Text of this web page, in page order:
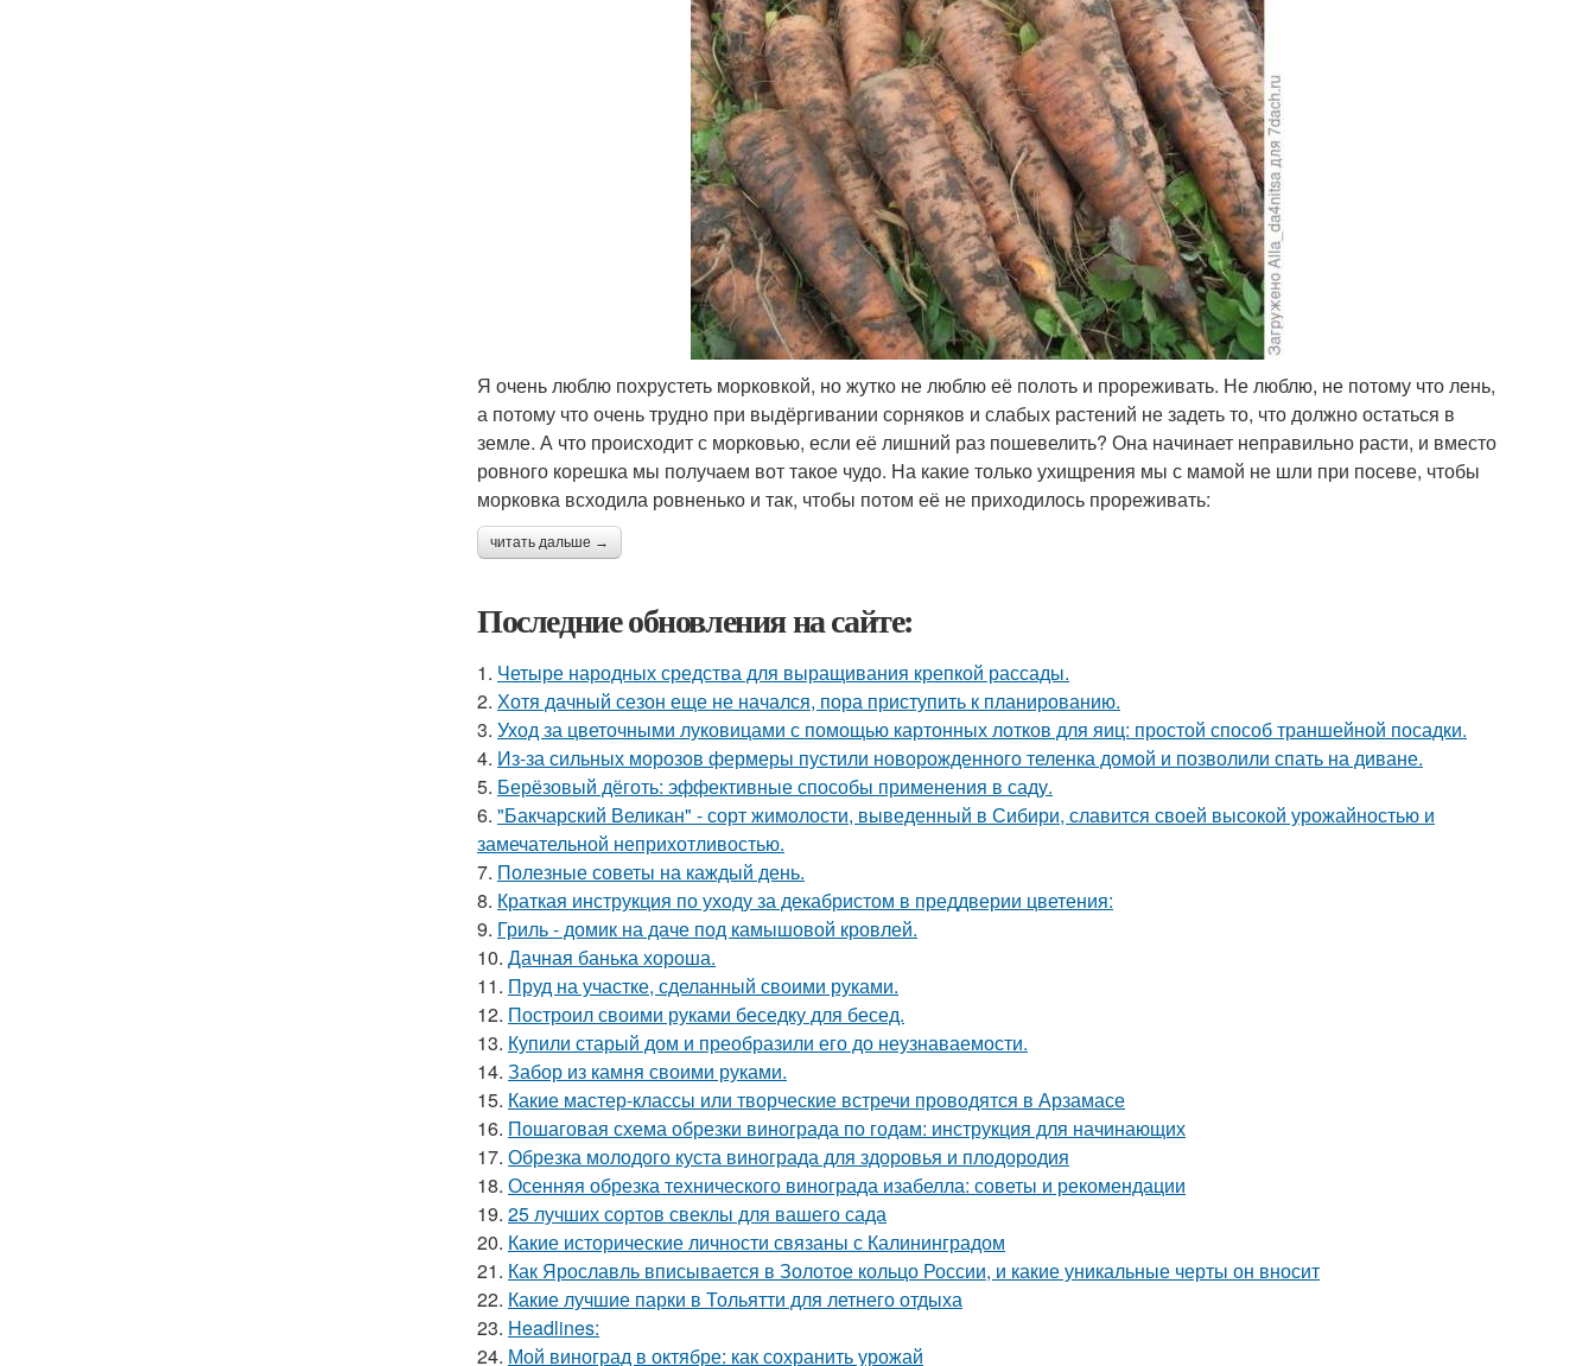
Я очень люблю похрустеть морковкой, но жутко не люблю её полоть и прореживать. Не люблю, не потому что лень,
а потому что очень трудно при выдёргивании сорняков и слабых растений не задеть то, что должно остаться в
земле. А что происходит с морковью, если её лишний раз пошевелить? Она начинает неправильно расти, и вместо
ровного корешка мы получаем вот такое чудо. На какие только ухищрения мы с мамой не шли при посеве, чтобы
морковка всходила ровненько и так, чтобы потом её не приходилось прореживать:
читать дальше →
Последние обновления на сайте:
1. Четыре народных средства для выращивания крепкой рассады.
2. Хотя дачный сезон еще не начался, пора приступить к планированию.
3. Уход за цветочными луковицами с помощью картонных лотков для яиц: простой способ траншейной посадки.
4. Из-за сильных морозов фермеры пустили новорожденного теленка домой и позволили спать на диване.
5. Берёзовый дёготь: эффективные способы применения в саду.
6. "Бакчарский Великан" - сорт жимолости, выведенный в Сибири, славится своей высокой урожайностью и
замечательной неприхотливостью.
7. Полезные советы на каждый день.
8. Краткая инструкция по уходу за декабристом в преддверии цветения:
9. Гриль - домик на даче под камышовой кровлей.
10. Дачная банька хороша.
11. Пруд на участке, сделанный своими руками.
12. Построил своими руками беседку для бесед.
13. Купили старый дом и преобразили его до неузнаваемости.
14. Забор из камня своими руками.
15. Какие мастер-классы или творческие встречи проводятся в Арзамасе
16. Пошаговая схема обрезки винограда по годам: инструкция для начинающих
17. Обрезка молодого куста винограда для здоровья и плодородия
18. Осенняя обрезка технического винограда изабелла: советы и рекомендации
19. 25 лучших сортов свеклы для вашего сада
20. Какие исторические личности связаны с Калининградом
21. Как Ярославль вписывается в Золотое кольцо России, и какие уникальные черты он вносит
22. Какие лучшие парки в Тольятти для летнего отдыха
23. Headlines:
24. Мой виноград в октябре: как сохранить урожай